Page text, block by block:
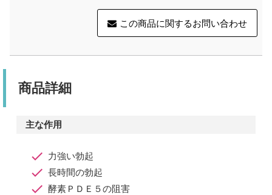
この商品に関するお問い合わせ
商品詳細
主な作用
力強い勃起
長時間の勃起
酵素ＰＤＥ５の阻害